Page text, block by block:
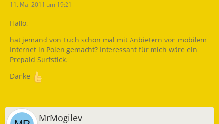
11. Mai 2011 um 19:21
Hallo,
hat jemand von Euch schon mal mit Anbietern von mobilem
Internet in Polen gemacht? Interessant für mich wäre ein
Prepaid Surfstick.
Danke
MrMogilev